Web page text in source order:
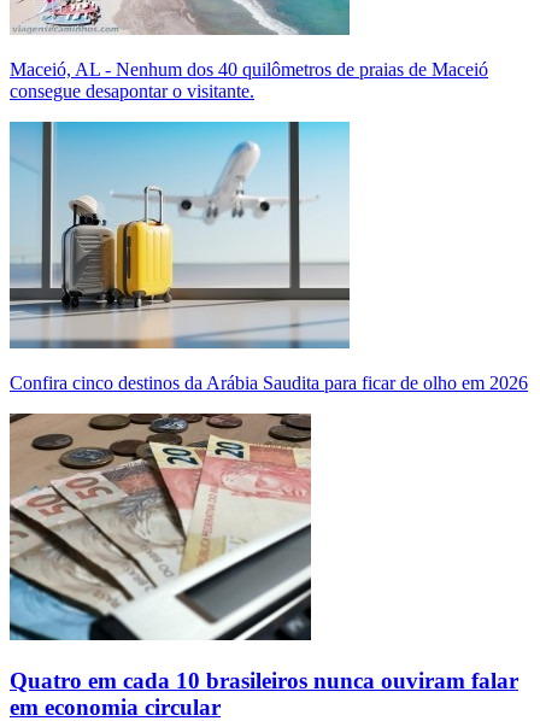
Maceió, AL - Nenhum dos 40 quilômetros de praias de Maceió
consegue desapontar o visitante.
Confira cinco destinos da Arábia Saudita para ficar de olho em 2026
Quatro em cada 10 brasileiros nunca ouviram falar
em economia circular